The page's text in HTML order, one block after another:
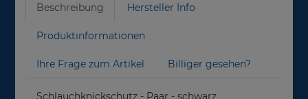
Beschreibung Hersteller Info
Produktinformationen
Ihre Frage zum Artikel Billiger gesehen?
Schlauchknickschutz - Paar - schwarz